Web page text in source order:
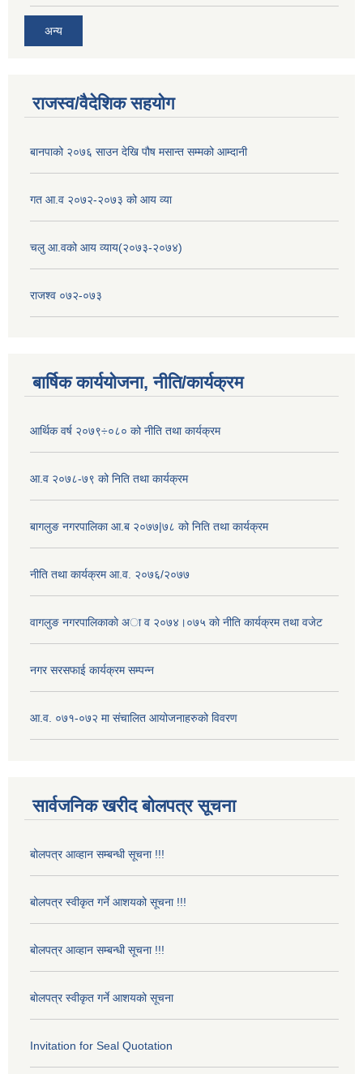
अन्य
राजस्व/वैदेशिक सहयोग
बानपाको २०७६ साउन देखि पौष मसान्त सम्मको आम्दानी
गत आ.व २०७२-२०७३ को आय व्या
चलु आ.वको आय व्याय(२०७३-२०७४)
राजश्व ०७२-०७३
बार्षिक कार्ययोजना, नीति/कार्यक्रम
आर्थिक वर्ष २०७९÷०८० को नीति तथा कार्यक्रम
आ.व २०७८-७९ को निति तथा कार्यक्रम
बागलुङ नगरपालिका आ.ब २०७७|७८ को निति तथा कार्यक्रम
नीति तथा कार्यक्रम आ.व. २०७६/२०७७
वागलुङ नगरपालिकाकाे अा‍ व २०७४।०७५ काे नीति कार्यक्रम तथा वजेट
नगर सरसफाई कार्यक्रम सम्पन्न
आ.व. ०७१-०७२ मा संचालित आयोजनाहरुको विवरण
सार्वजनिक खरीद बोलपत्र सूचना
बोलपत्र आव्हान सम्बन्धी सूचना !!!
बोलपत्र स्वीकृत गर्ने आशयको सूचना !!!
बोलपत्र आव्हान सम्बन्धी सूचना !!!
बोलपत्र स्वीकृत गर्ने आशयको सूचना
Invitation for Seal Quotation